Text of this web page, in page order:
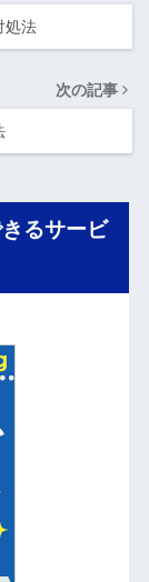
処法
次の記事
るサービ